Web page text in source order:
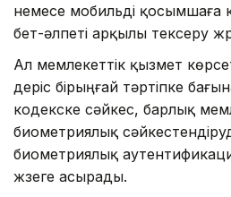
немесе мобильді қосымшаға
бет-әлпеті арқылы тексеру
Ал мемлекеттік қызмет
үдеріс бірыңғай тәртіпке
кодекске сәйкес, барлық
биометриялық
биометриялық
жүзеге асырады.